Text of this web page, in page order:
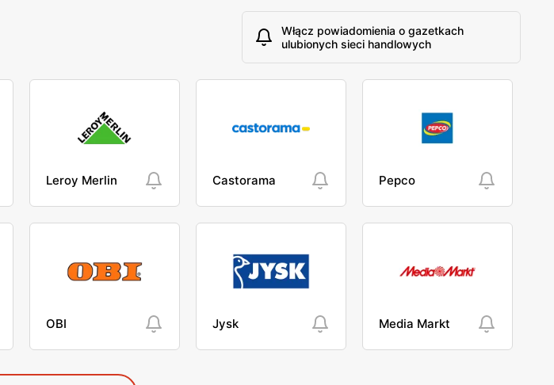
Włącz powiadomienia o gazetkach
ulubionych sieci handlowych
Leroy Merlin Castorama Pepco
OBI Jysk Media Markt